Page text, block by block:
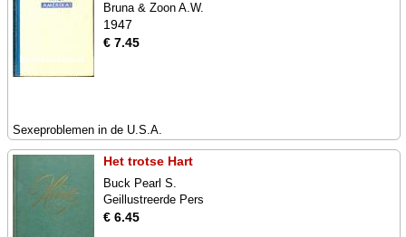
Bruna & Zoon A.W.
1947
€ 7.45
Sexeproblemen in de U.S.A.
Het trotse Hart
Buck Pearl S.
Geillustreerde Pers
€ 6.45